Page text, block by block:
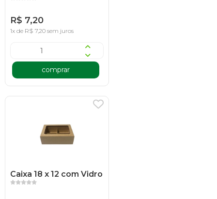
R$ 7,20
1x de R$ 7,20 sem juros
comprar
Caixa 18 x 12 com Vidro